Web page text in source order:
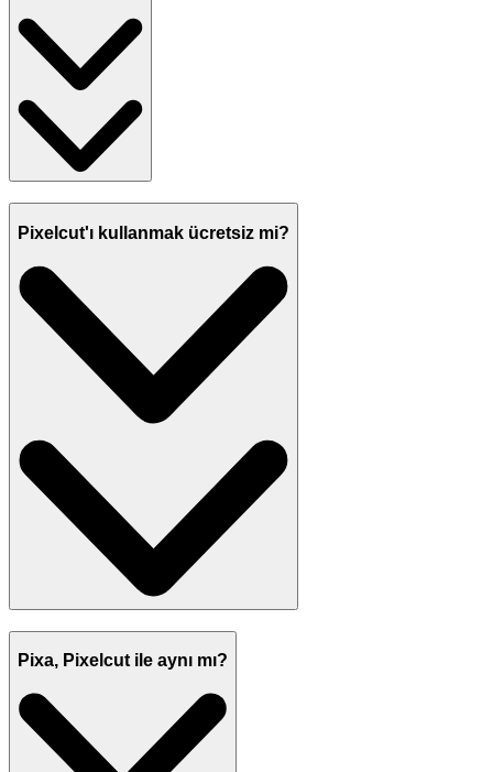
Pixelcut'ı kullanmak ücretsiz mi?
Pixa, Pixelcut ile aynı mı?